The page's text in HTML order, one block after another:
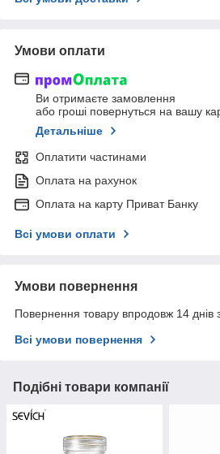
Умови оплати
Ви отримаєте замовлення
або гроші повернуться на вашу
Детальніше
Оплатити частинами
Оплата на рахунок
Оплата на карту Приват Банку
Всі умови оплати
Умови повернення
Повернення товару впродовж 14 днів
Всі умови повернення
Подібні товари компанії